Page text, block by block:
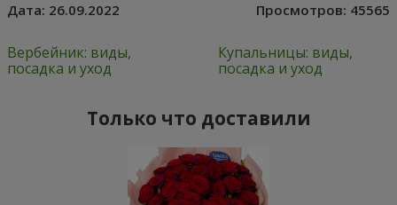
Дата: 26.09.2022 Просмотров: 45565
Вербейник: виды,
посадка и уход
Купальницы: виды,
посадка и уход
Только что доставили